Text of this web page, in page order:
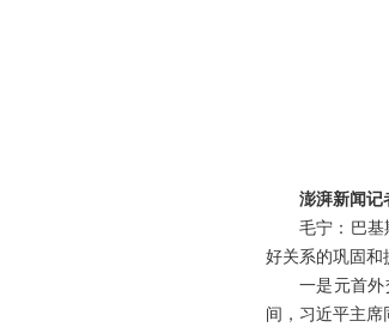
澎湃新闻记
毛宁：巴基
好关系的巩固和
一是元首外
间，习近平主